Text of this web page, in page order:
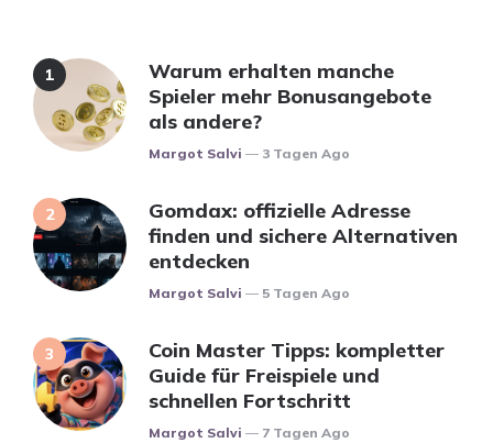
Warum erhalten manche
Spieler mehr Bonusangebote
als andere?
Posted
Margot Salvi 3 Tagen Ago
Gomdax: offizielle Adresse
finden und sichere Alternativen
entdecken
Posted
Margot Salvi 5 Tagen Ago
Coin Master Tipps: kompletter
Guide für Freispiele und
schnellen Fortschritt
Posted
Margot Salvi 7 Tagen Ago